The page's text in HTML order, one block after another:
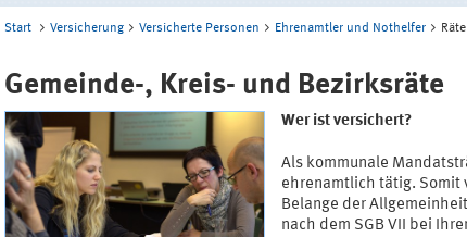
Start Versicherung Versicherte Personen Ehrenamtler und Nothelfer Räte
Gemeinde-, Kreis- und Bezirksräte
Wer ist versichert?
Als kommunale
ehrenamtlich tätig. Somit
Belange der
nach dem SGB VII bei